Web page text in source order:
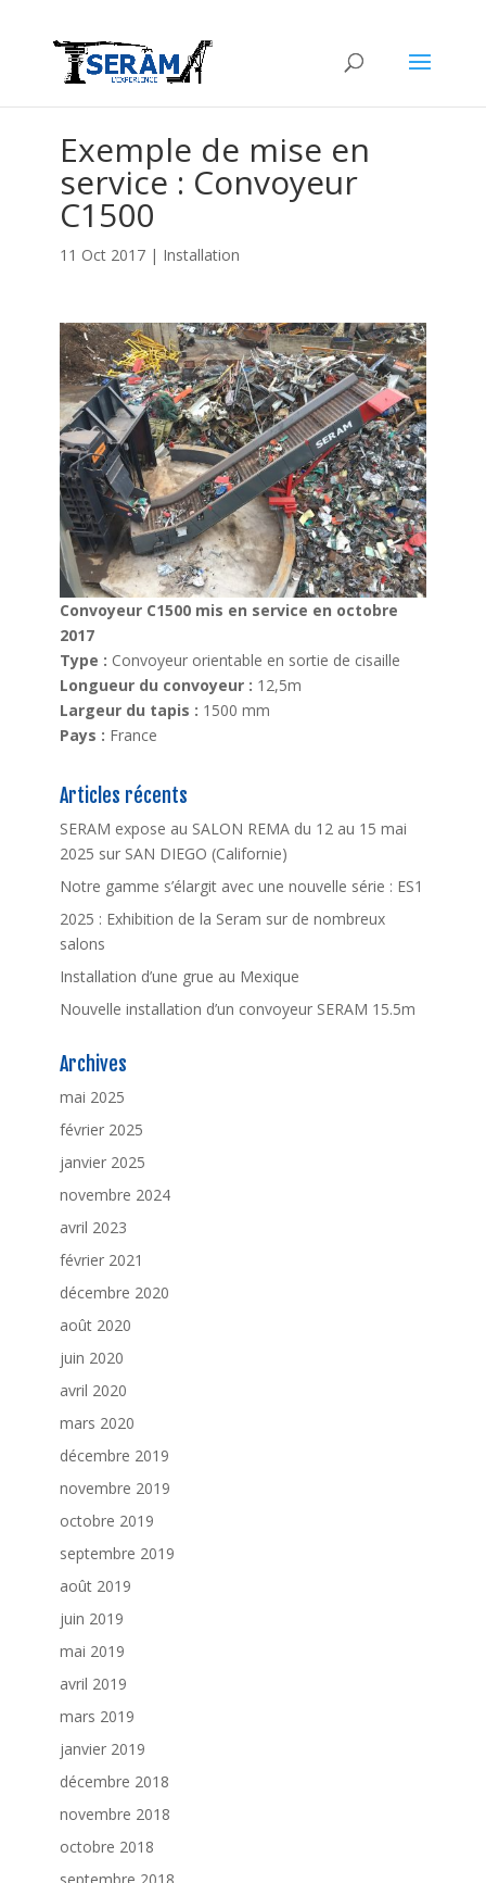
Exemple de mise en
service : Convoyeur
C1500
11 Oct 2017| Installation
Convoyeur C1500 mis en service en octobre
2017
Type : Convoyeur orientable en sortie de cisaille
Longueur du convoyeur : 12,5m
Largeur du tapis : 1500 mm
Pays : France
Articles récents
SERAM expose au SALON REMA du 12 au 15 mai
2025 sur SAN DIEGO (Californie)
Notre gamme s’élargit avec une nouvelle série : ES1
2025 : Exhibition de la Seram sur de nombreux
salons
Installation d’une grue au Mexique
Nouvelle installation d’un convoyeur SERAM 15.5m
Archives
mai 2025
février 2025
janvier 2025
novembre 2024
avril 2023
février 2021
décembre 2020
août 2020
juin 2020
avril 2020
mars 2020
décembre 2019
novembre 2019
octobre 2019
septembre 2019
août 2019
juin 2019
mai 2019
avril 2019
mars 2019
janvier 2019
décembre 2018
novembre 2018
octobre 2018